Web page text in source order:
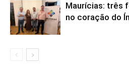
Maurícias: três
no coração do